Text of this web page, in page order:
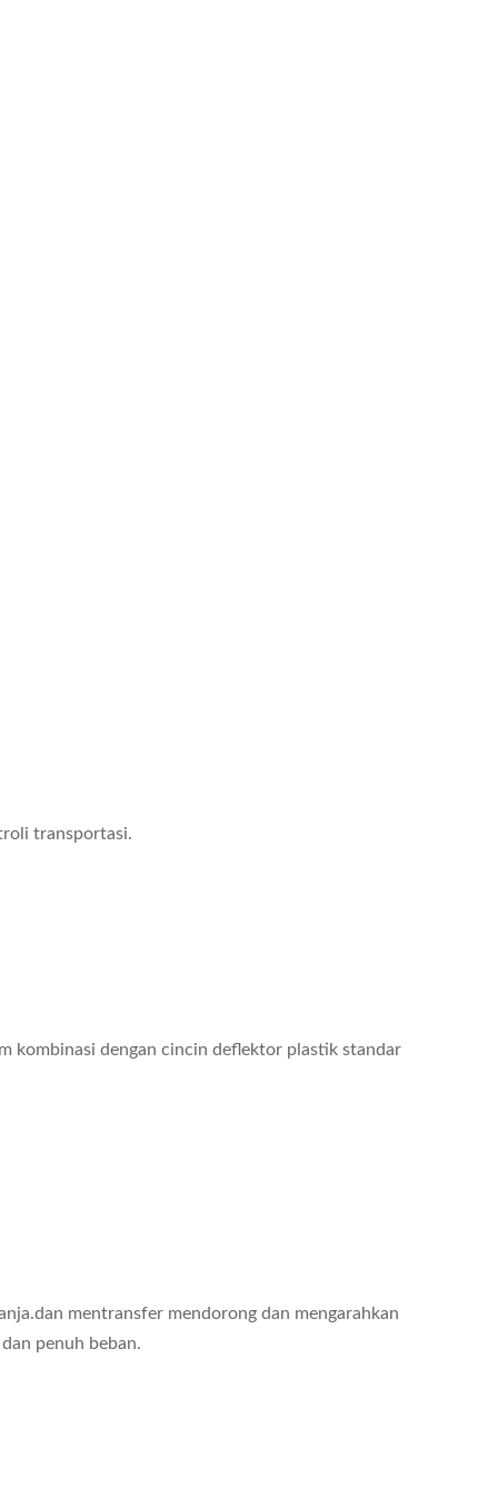
transportasi.
kombinasi dengan cincin deflektor plastik standar
mentransfer mendorong dan mengarahkan
penuh beban.